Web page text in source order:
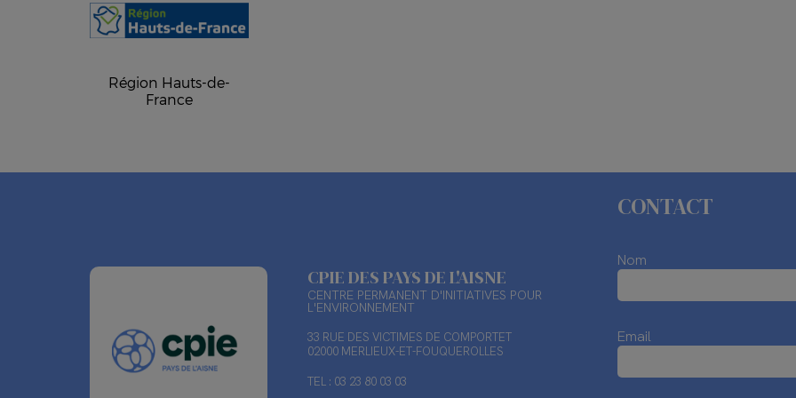
Région Hauts-de-
France
CPIE DES PAYS DE L'AISNE
CENTRE PERMANENT D'INITIATIVES POUR
L'ENVIRONNEMENT
33 RUE DES VICTIMES DE COMPORTET
02000 MERLIEUX-ET-FOUQUEROLLES
TEL : 03 23 80 03 03
CONTACT
Nom
Email